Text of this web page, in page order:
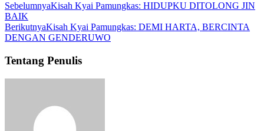
SebelumnyaKisah Kyai Pamungkas: HIDUPKU DITOLONG JIN
BAIK
BerikutnyaKisah Kyai Pamungkas: DEMI HARTA, BERCINTA
DENGAN GENDERUWO
Tentang Penulis